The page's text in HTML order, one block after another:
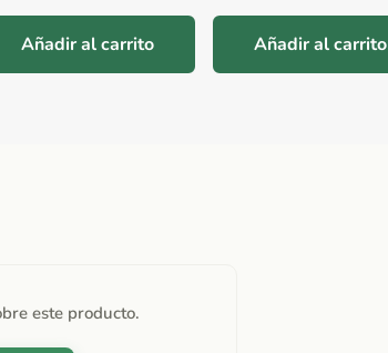
Añadir al carrito Añadir al carrito
este producto.